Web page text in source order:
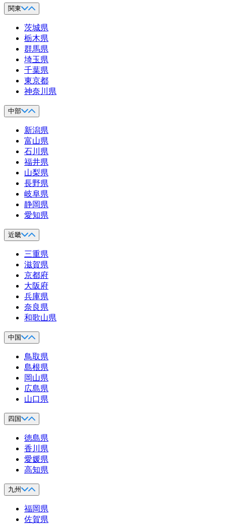
関東
茨城県
栃木県
群馬県
埼玉県
千葉県
東京都
神奈川県
中部
新潟県
富山県
石川県
福井県
山梨県
長野県
岐阜県
静岡県
愛知県
近畿
三重県
滋賀県
京都府
大阪府
兵庫県
奈良県
和歌山県
中国
鳥取県
島根県
岡山県
広島県
山口県
四国
徳島県
香川県
愛媛県
高知県
九州
福岡県
佐賀県